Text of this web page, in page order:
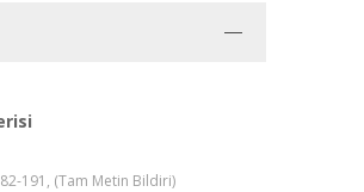
191, (Tam Metin Bildiri)